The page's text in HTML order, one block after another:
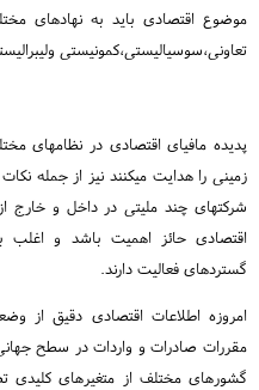
موضوع اقتصادی باید به نهادهای
تعاونی،سوسیالیستی،کمونیستی
پدیده مافیای اقتصادی در نظامهای
زمینی را هدایت میکنند نیز از جمله
شرکتهای چند ملیتی در داخل و خارج
اقتصادی حائز اهمیت باشد و
گستردهای فعالیت دارند.
امروزه اطلاعات اقتصادی دقیق از
مقررات صادرات و واردات در سطح
گشورهای مختلف از متغیرهای کلیدی